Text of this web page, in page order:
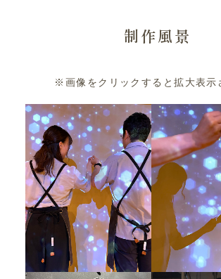
制作風景
※画像をクリックすると拡大表示